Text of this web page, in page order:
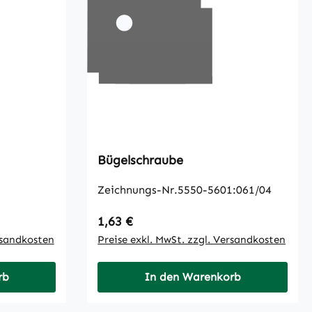
Bügelschraube
Zeichnungs-Nr.5550-5601:061/04
Regulärer Preis:
1,63 €
Preise exkl. MwSt. zzgl. Versandkosten
In den Warenkorb